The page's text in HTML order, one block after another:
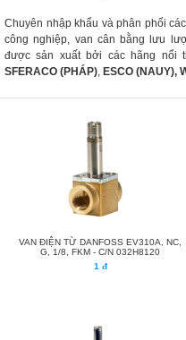
Chuyên nhập khẩu và phân phối
công nghiệp, van cân bằng lưu
được sản xuất bởi các hãng nổi
SFERACO (PHÁP), ESCO (NAUY),
VAN ĐIỆN TỪ DANFOSS EV310A, NC,
G, 1/8, FKM - C/N 032H8120
1 đ